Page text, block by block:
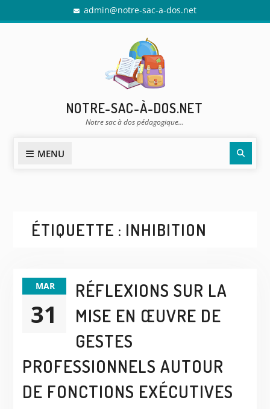
to
admin@notre-sac-a-dos.net
NOTRE-SAC-À-DOS.NET
Notre sac à dos pédagogique…
MENU
ÉTIQUETTE : INHIBITION
MAR
31
RÉFLEXIONS SUR LA
MISE EN ŒUVRE DE
GESTES
PROFESSIONNELS AUTOUR
DE FONCTIONS EXÉCUTIVES